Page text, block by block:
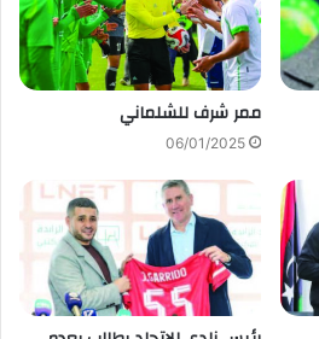
ممر شرف للشلماني
06/01/2025